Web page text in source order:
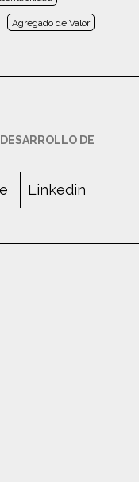
Agregado de Valor
DE
Linkedin